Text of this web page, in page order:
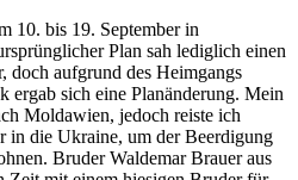
10. bis 19. September in
Plan sah lediglich einen
doch aufgrund des Heimgangs
ergab sich eine Planänderung. Mein
Moldawien, jedoch reiste ich
in die Ukraine, um der Beerdigung
Bruder Waldemar Brauer aus